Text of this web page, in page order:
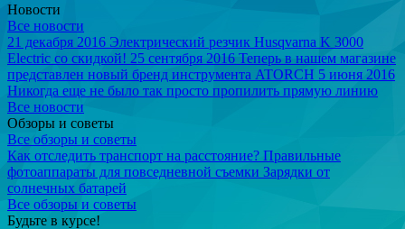
Новости
Все новости
21 декабря 2016 Электрический резчик Husqvarna K 3000
Electric со скидкой! 25 сентября 2016 Теперь в нашем магазине
представлен новый бренд инструмента ATORCH 5 июня 2016
Никогда еще не было так просто пропилить прямую линию
Все новости
Обзоры и советы
Все обзоры и советы
Как отследить транспорт на расстояние? Правильные
фотоаппараты для повседневной съемки Зарядки от
солнечных батарей
Все обзоры и советы
Будьте в курсе!